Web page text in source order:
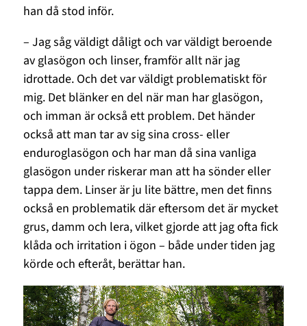
han då stod inför.
– Jag såg väldigt dåligt och var väldigt beroende
av glasögon och linser, framför allt när jag
idrottade. Och det var väldigt problematiskt för
mig. Det blänker en del när man har glasögon,
och imman är också ett problem. Det händer
också att man tar av sig sina cross- eller
enduroglasögon och har man då sina vanliga
glasögon under riskerar man att ha sönder eller
tappa dem. Linser är ju lite bättre, men det finns
också en problematik där eftersom det är mycket
grus, damm och lera, vilket gjorde att jag ofta fick
klåda och irritation i ögon – både under tiden jag
körde och efteråt, berättar han.